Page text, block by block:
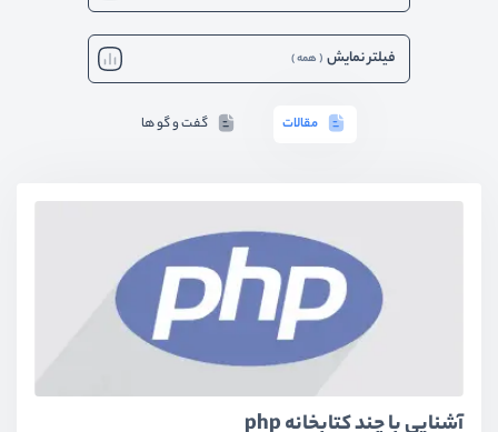
مقالات گفت و گو ها
فیلتر نمایش (همه)
آشنایی با چند کتابخانه php